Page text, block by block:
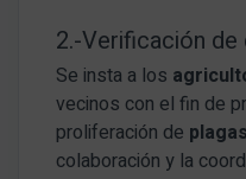
2.-Verificación
Se insta a los
vecinos con el fin de
proliferación de plagas
colaboración y la